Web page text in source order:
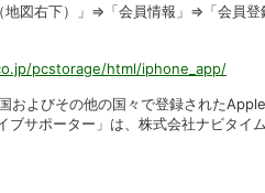
地図右下）」⇒「会員情報」⇒「会員
pcstorage/html/iphone_app/
よびその他の国々で登録されたApple
ブサポーター」は、株式会社ナビタイ